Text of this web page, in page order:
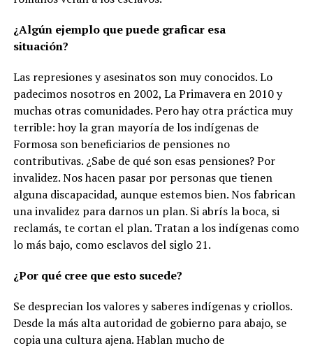
¿Algún ejemplo que puede graficar esa
situación?
Las represiones y asesinatos son muy conocidos. Lo
padecimos nosotros en 2002, La Primavera en 2010 y
muchas otras comunidades. Pero hay otra práctica muy
terrible: hoy la gran mayoría de los indígenas de
Formosa son beneficiarios de pensiones no
contributivas. ¿Sabe de qué son esas pensiones? Por
invalidez. Nos hacen pasar por personas que tienen
alguna discapacidad, aunque estemos bien. Nos fabrican
una invalidez para darnos un plan. Si abrís la boca, si
reclamás, te cortan el plan. Tratan a los indígenas como
lo más bajo, como esclavos del siglo 21.
¿Por qué cree que esto sucede?
Se desprecian los valores y saberes indígenas y criollos.
Desde la más alta autoridad de gobierno para abajo, se
copia una cultura ajena. Hablan mucho de